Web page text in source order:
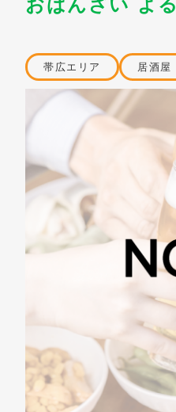
おばんざい よる
帯広エリア 居酒屋